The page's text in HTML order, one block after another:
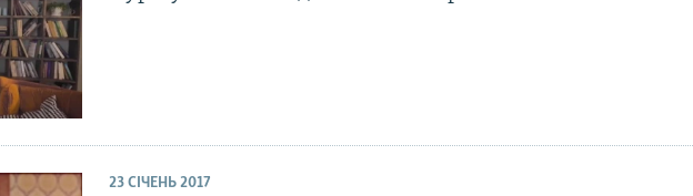
23 СІЧЕНЬ 2017